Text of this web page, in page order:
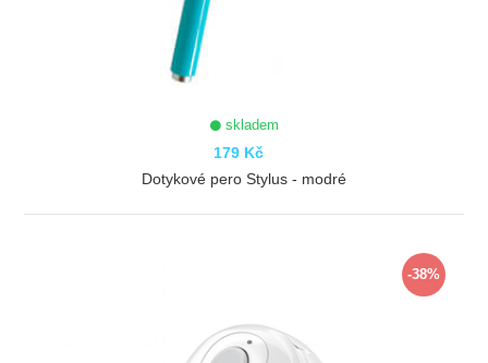
skladem
179 Kč
Dotykové pero Stylus - modré
-38%